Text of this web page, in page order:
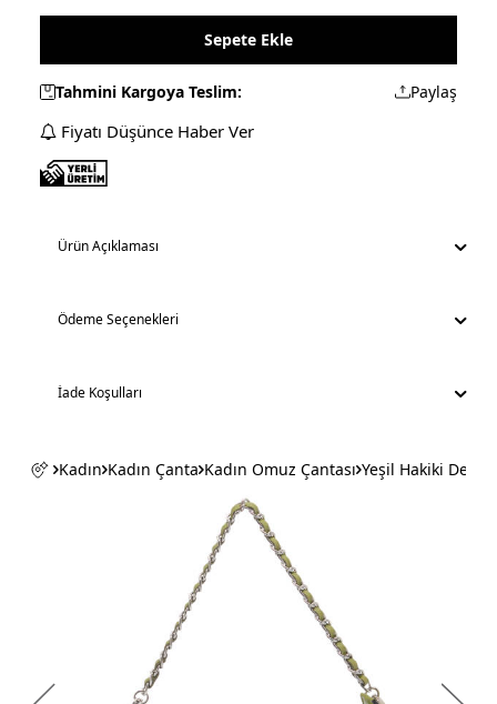
Sepete Ekle
Tahmini Kargoya Teslim: Paylaş
Fiyatı Düşünce Haber Ver
Ürün Açıklaması
Ödeme Seçenekleri
İade Koşulları
Kadın Kadın Çanta Kadın Omuz Çantası Yeşil Hakiki Deri